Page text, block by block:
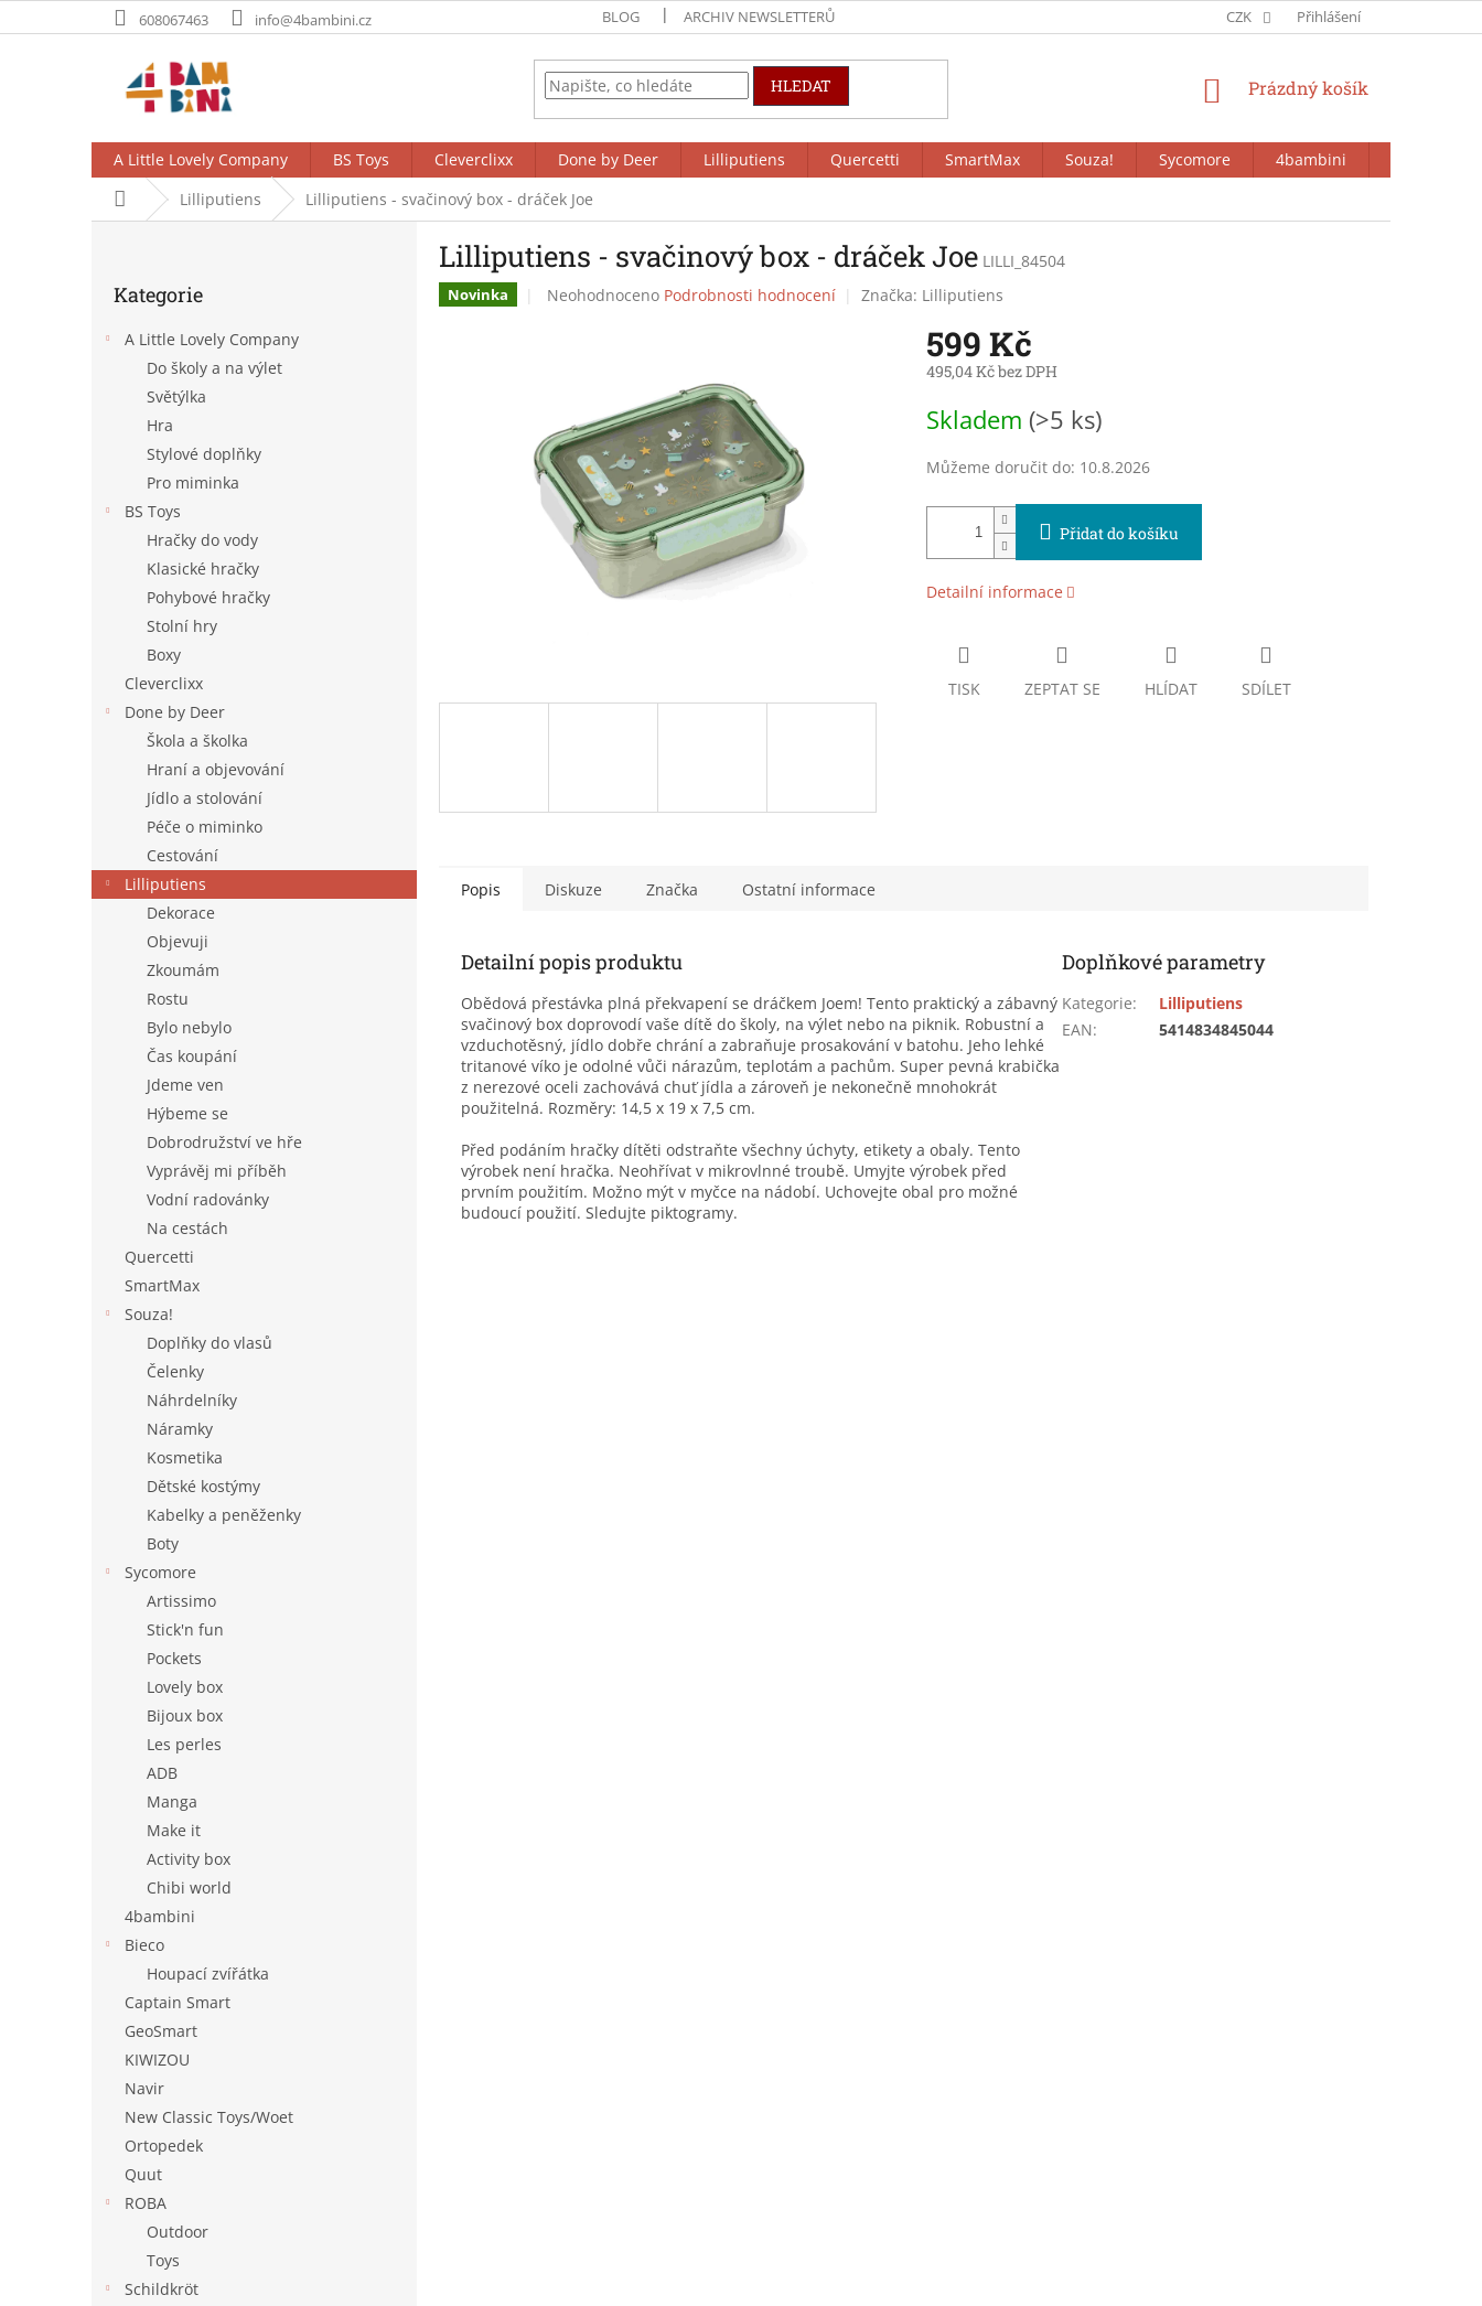
na
608067463 info@4bambini.cz BLOG ARCHIV NEWSLETTERŮ CZK Přihlášení
HLEDAT
NÁKUPNÍ
Prázdný košík
A Little Lovely Company BS Toys Cleverclixx Done by Deer Lilliputiens Quercetti SmartMax Souza! Sycomore 4bambini
Domů Lilliputiens Lilliputiens - svačinový box - dráček Joe
kategorie
Kategorie
A Little Lovely Company
Do školy a na výlet
Světýlka
Hra
Stylové doplňky
Pro miminka
BS Toys
Hračky do vody
Klasické hračky
Pohybové hračky
Stolní hry
Boxy
Cleverclixx
Done by Deer
Škola a školka
Hraní a objevování
Jídlo a stolování
Péče o miminko
Cestování
Lilliputiens
Dekorace
Objevuji
Zkoumám
Rostu
Bylo nebylo
Čas koupání
Jdeme ven
Hýbeme se
Dobrodružství ve hře
Vyprávěj mi příběh
Vodní radovánky
Na cestách
Quercetti
SmartMax
Souza!
Doplňky do vlasů
Čelenky
Náhrdelníky
Náramky
Kosmetika
Dětské kostýmy
Kabelky a peněženky
Boty
Sycomore
Artissimo
Stick'n fun
Pockets
Lovely box
Bijoux box
Les perles
ADB
Manga
Make it
Activity box
Chibi world
4bambini
Bieco
Houpací zvířátka
Captain Smart
GeoSmart
KIWIZOU
Navir
New Classic Toys/Woet
Ortopedek
Quut
ROBA
Outdoor
Toys
Schildkröt
Lilliputiens - svačinový box - dráček Joe LILLI_84504
Novinka
Průměrné
hvězdiček.
Neohodnoceno Podrobnosti hodnocení Značka: Lilliputiens
599 Kč
495,04 Kč bez DPH
cena:
Skladem (>5 ks)
Můžeme doručit do: 10.8.2026
Přidat do košíku
Detailní informace
TISK ZEPTAT SE HLÍDAT SDÍLET
Popis Diskuze Značka Ostatní informace
Detailní popis produktu
Obědová přestávka plná překvapení se dráčkem Joem! Tento praktický a zábavný
svačinový box doprovodí vaše dítě do školy, na výlet nebo na piknik. Robustní a
vzduchotěsný, jídlo dobře chrání a zabraňuje prosakování v batohu. Jeho lehké
tritanové víko je odolné vůči nárazům, teplotám a pachům. Super pevná krabička
z nerezové oceli zachovává chuť jídla a zároveň je nekonečně mnohokrát
použitelná. Rozměry: 14,5 x 19 x 7,5 cm.
Před podáním hračky dítěti odstraňte všechny úchyty, etikety a obaly. Tento
výrobek není hračka. Neohřívat v mikrovlnné troubě. Umyjte výrobek před
prvním použitím. Možno mýt v myčce na nádobí. Uchovejte obal pro možné
budoucí použití. Sledujte piktogramy.
Doplňkové parametry
Kategorie:
Lilliputiens
EAN: 5414834845044